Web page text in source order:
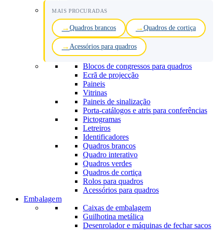
MAIS PROCURADAS
Quadros brancos Quadros de cortiça
Acessórios para quadros
Blocos de congressos para quadros
Ecrã de projecção
Paineis
Vitrinas
Paineis de sinalização
Porta-catálogos e atris para conferências
Pictogramas
Letreiros
Identificadores
Quadros brancos
Quadro interativo
Quadros verdes
Quadros de cortiça
Rolos para quadros
Acessórios para quadros
Embalagem
Caixas de embalagem
Guilhotina metálica
Desenrolador e máquinas de fechar sacos